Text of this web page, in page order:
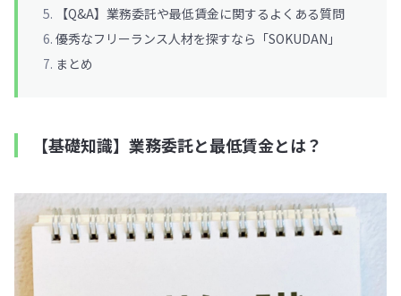
【Q&A】業務委託や最低賃金に関するよくある質問
優秀なフリーランス人材を探すなら「SOKUDAN」
まとめ
【基礎知識】業務委託と最低賃金とは？